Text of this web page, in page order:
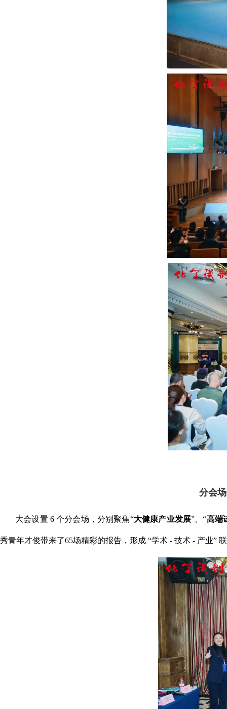
分会
大会设置 6个分会场，分别聚焦“大健康产业发展” 、“高端
秀青年才俊带来了65场精彩的报告，形成 “学术 - 技术 - 产业”